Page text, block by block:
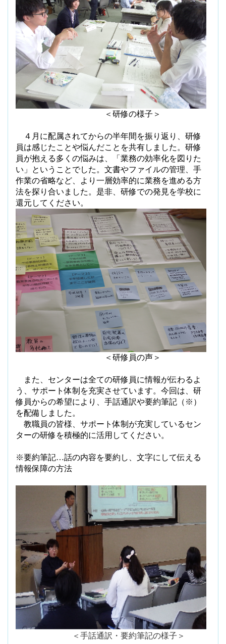
＜研修の様子＞
４月に配属されてからの半年間を振り返り、研修
員は感じたことや悩んだことを共有しました。研修
員が抱える多くの悩みは、「業務の効率化を図りた
い」ということでした。文書やファイルの管理、手
作業の省略など、より一層効率的に業務を進める方
法を探り合いました。是非、研修での発見を学校に
還元してください。
＜研修員の声＞
また、センターは全ての研修員に情報が伝わるよ
う、サポート体制を充実させています。今回は、研
修員からの希望により、手話通訳や要約筆記（※）
を配備しました。
教職員の皆様、サポート体制が充実しているセン
ターの研修を積極的に活用してください。
※要約筆記…話の内容を要約し、文字にして伝える
情報保障の方法
＜手話通訳・要約筆記の様子＞